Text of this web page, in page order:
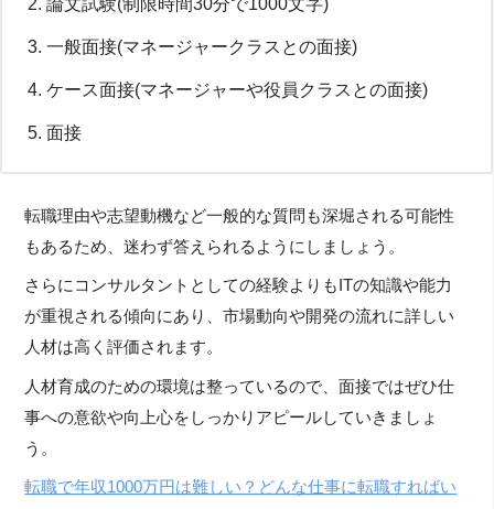
一般面接(マネージャークラスとの面接)
ケース面接(マネージャーや役員クラスとの面接)
面接
転職理由や志望動機など一般的な質問も深堀される可能性
もあるため、迷わず答えられるようにしましょう。
さらにコンサルタントとしての経験よりもITの知識や能力
が重視される傾向にあり、市場動向や開発の流れに詳しい
人材は高く評価されます。
人材育成のための環境は整っているので、面接ではぜひ仕
事への意欲や向上心をしっかりアピールしていきましょ
う。
転職で年収1000万円は難しい？どんな仕事に転職すればい